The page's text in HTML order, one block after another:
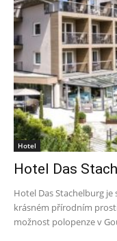
Hotel
Hotel Das
Hotel Das Stachelburg
krásném přírodním
možnost polopenze v